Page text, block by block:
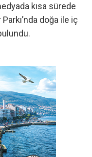
kısa sürede
doğa ile iç